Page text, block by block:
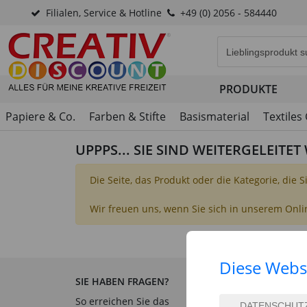
Filialen, Service & Hotline +49 (0) 2056 - 584440
PRODUKTE
Papiere & Co.
Farben & Stifte Basismaterial Textiles
UPPPS... SIE SIND
Die Seite, das Produkt oder die Kategorie,
Wir freuen uns, wenn Sie sich in unserem
SIE HABEN FRAGEN?
So erreichen Sie das
Hilfe & Fragen
Diese